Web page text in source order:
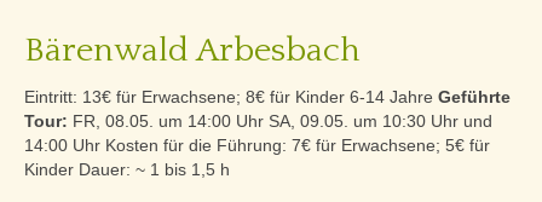
Bärenwald Arbesbach
Eintritt: 13€ für Erwachsene; 8€ für Kinder 6-14 Jahre Geführte
Tour: FR, 08.05. um 14:00 Uhr SA, 09.05. um 10:30 Uhr und
14:00 Uhr Kosten für die Führung: 7€ für Erwachsene; 5€ für
Kinder Dauer: ~ 1 bis 1,5 h